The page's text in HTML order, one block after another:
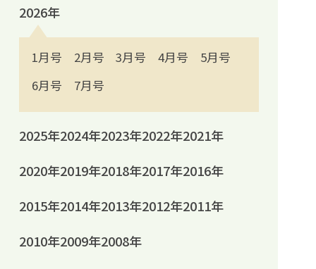
2026年
1月号 2月号 3月号 4月号
5月号
6月号
7月号
2025年2024年2023年2022年2021年
2020年2019年2018年2017年2016年
2015年2014年2013年2012年2011年
2010年2009年2008年